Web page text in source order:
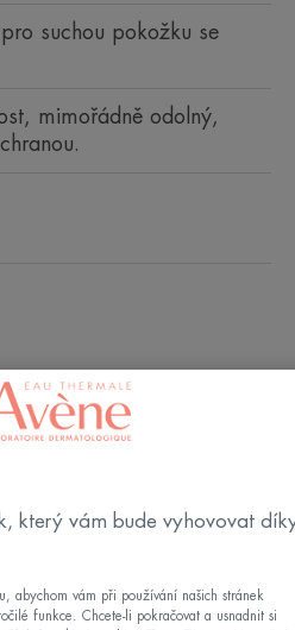
suchou pokožku se
mimořádně odolný,
50+ je širokospektrální
a tělo, vhodná při
který vám bude vyhovovat
abychom vám při používání našich stránek
funkce. Chcete-li pokračovat a usnadnit si